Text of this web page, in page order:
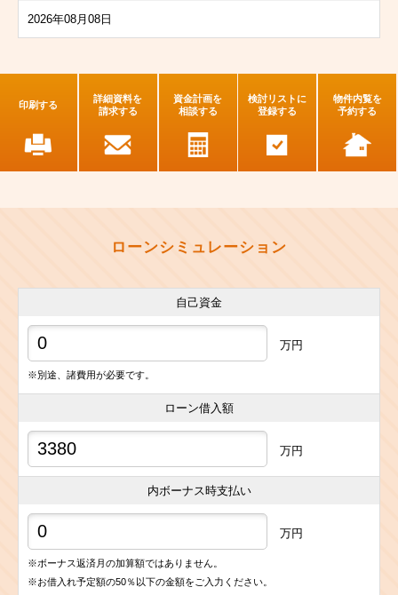
2026年08月08日
印刷する
詳細資料を
請求する
資金計画を
相談する
検討リストに
登録する
物件内覧を
予約する
ローンシミュレーション
自己資金
万円
※別途、諸費用が必要です。
ローン借入額
万円
内ボーナス時支払い
万円
※ボーナス返済月の加算額ではありません。
※お借入れ予定額の50％以下の金額をご入力ください。